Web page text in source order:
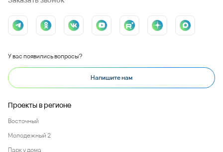
У вас появились вопросы?
Напишите нам
Проекты в регионе
Восточный
Молодежный 2
Парк у дома